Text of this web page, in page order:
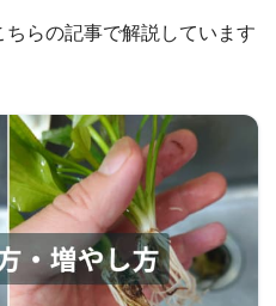
ちらの記事で解説しています